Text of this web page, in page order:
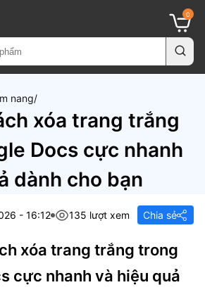
0
nang
xóa trang trắng
Docs cực nhanh
dành cho bạn
- 16:12 135 lượt xem Chia sẻ
xóa trang trắng trong
cực nhanh và hiệu quả